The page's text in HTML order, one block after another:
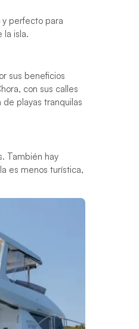
perfecto para
la isla.
sus beneficios
con sus calles
de playas tranquilas
También hay
es menos turística,